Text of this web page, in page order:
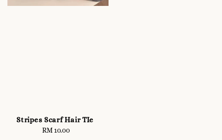
Stripes Scarf Hair TIe
Regular
RM 10.00